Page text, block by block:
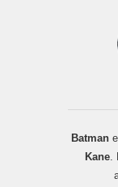
Batman
Kane.